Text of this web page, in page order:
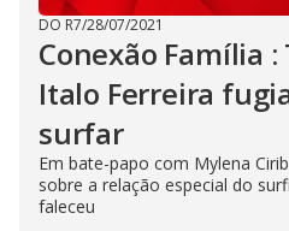
DO R7/28/07/2021
Conexão Família
Italo Ferreira
surfar
Em bate-papo com Mylena
sobre a relação especial do
faleceu